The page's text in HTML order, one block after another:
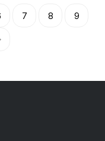
7 8 9